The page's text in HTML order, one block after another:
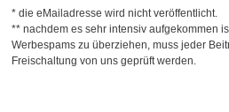
* die eMailadresse wird nicht veröffentlicht.
** nachdem es sehr intensiv aufgekommen
Werbespams zu überziehen, muss jeder
Freischaltung von uns geprüft werden.